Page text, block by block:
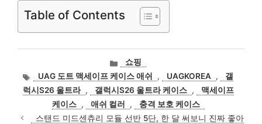
Table of Contents
카
테
고
리
쇼핑
태
그
UAG 도트 맥세이프 케이스 애쉬 , UAGKOREA ,
갤
럭시S26 울트라 , 갤럭시S26 울트라 케이스 ,
맥세이프
케이스 , 애쉬 컬러 ,
충격 보호 케이스
스탠드 미드센츄리 모듈 선반 5단, 한 달 써보니 진짜 좋아